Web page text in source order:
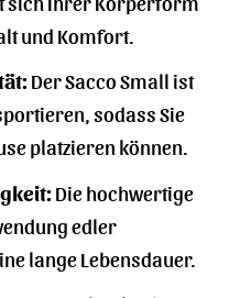
und Komfort.
Der Sacco Small ist
sodass Sie
platzieren können.
Die hochwertige
edler
lange Lebensdauer.